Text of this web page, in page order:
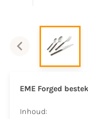
EME Forged
Inhoud: